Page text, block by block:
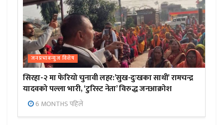
जनप्रभाबन्युज विशेष
सिरहा-२ मा फेरियो चुनावी लहर:’सुख-दुःखका साथी’ रामचन्द्र
यादवको पल्ला भारी, ‘टुरिस्ट नेता’ विरुद्ध जनआक्रोश
6 MONTHS पहिले